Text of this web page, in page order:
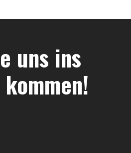
uns ins